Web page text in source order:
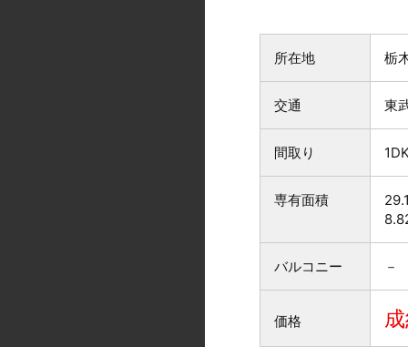
所在地 栃
交通 東
間取り
専有面積
バルコニー －
価格